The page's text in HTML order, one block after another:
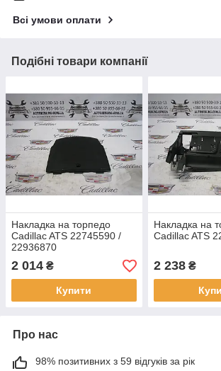
Всі умови оплати
Подібні товари компанії
Накладка на торпедо
Cadillac ATS 22745590 /
22936870
2 014 ₴
Купити
Накладка на
Cadillac ATS
2 238₴
Про нас
98% позитивних з 59 відгуків за рік